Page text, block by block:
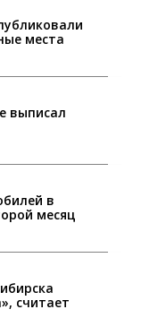
места
выписал
в
месяц
считает